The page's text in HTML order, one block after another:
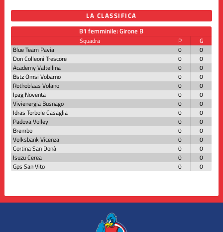
LA CLASSIFICA
B1 femminile: Girone B
Squadra P
G
Blue Team Pavia
0
0
Don Colleoni Trescore
0
0
Academy Valtellina
0
0
Bstz Omsi Vobarno
0
0
Rothoblaas Volano
0
0
Ipag Noventa
0
0
Vivienergia Busnago
0
0
Idras Torbole Casaglia
0
0
Padova Volley
0
0
Brembo
0
0
Volksbank Vicenza
0
0
Cortina San Donà
0
0
Isuzu Cerea
0
0
Gps San Vito
0 0